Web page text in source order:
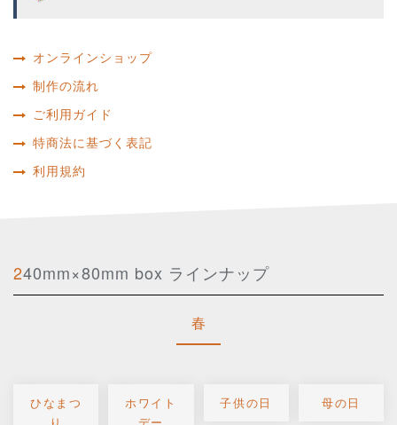
オンラインショップ
制作の流れ
ご利用ガイド
特商法に基づく表記
利用規約
240mm×80mm box ラインナップ
春
ひなまつ
り
ホワイト
デー
子供の日 母の日